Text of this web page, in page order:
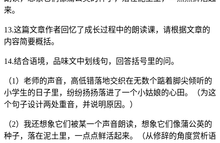
来。
13.这篇文章作者回忆了成长过程中的朗读课，请根据文章的
内容简要概括。
14.结合语境，品味文中划线句，回答括号里的问。
（1）老师的声音，高低错落地交织在无数个踮着脚尖倾听的
小学生的日子里，纷纷扬扬落进了一个小姑娘的心田。（为这
个句子设计两处重音，并说明原因。）
（2）我还想象它们被某一个声音朗读，想象它们像蒲公英的
种子，落在泥土里，一点点鲜活起来。（从修辞的角度赏析语